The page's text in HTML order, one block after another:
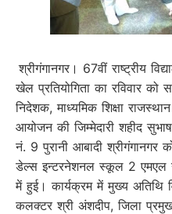
श्रीगंगानगर। 67वीं राष्ट्रीय
खेल प्रतियोगिता का रविवार को
निदेशक, माध्यमिक शिक्षा
आयोजन की जिम्मेदारी शहीद
नं. 9 पुरानी आबादी श्रीगंगानगर
डेल्स इन्टरनेशनल स्कूल 2 एमएल
में हुई। कार्यक्रम में मुख्य अतिथि
कलक्टर श्री अंशदीप, जिला प्रमुख